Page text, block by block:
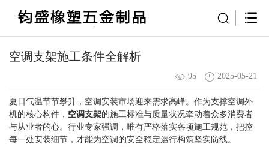
空调支架施工条件全解析
95 2025-05-21
夏日气温节节攀升，空调安装市场迎来需求高峰。作为支撑空调外
机的核心构件， 空调支架的施工标准与质量状况牵动着众多消费者
与从业者的心。行业专家强调，唯有严格落实各项施工规范，把控
每一处安装细节，才能为空调的安全稳定运行构筑坚实防线。